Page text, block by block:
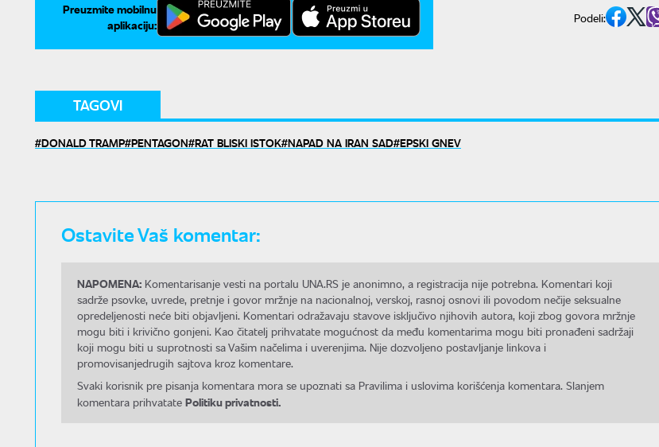
Preuzmite mobilnu
aplikaciju:
Podeli:
TAGOVI
DONALD TRAMP PENTAGON RAT BLISKI ISTOK NAPAD NA IRAN SAD EPSKI GNEV
Ostavite Vaš komentar:
NAPOMENA: Komentarisanje vesti na portalu UNA.RS je anonimno, a registracija nije potrebna. Komentari koji
sadrže psovke, uvrede, pretnje i govor mržnje na nacionalnoj, verskoj, rasnoj osnovi ili povodom nečije seksualne
opredeljenosti neće biti objavljeni. Komentari odražavaju stavove isključivo njihovih autora, koji zbog govora mržnje
mogu biti i krivično gonjeni. Kao čitatelj prihvatate mogućnost da među komentarima mogu biti pronađeni sadržaji
koji mogu biti u suprotnosti sa Vašim načelima i uverenjima. Nije dozvoljeno postavljanje linkova i
promovisanjedrugih sajtova kroz komentare.
Svaki korisnik pre pisanja komentara mora se upoznati sa Pravilima i uslovima korišćenja komentara. Slanjem
komentara prihvatate Politiku privatnosti.